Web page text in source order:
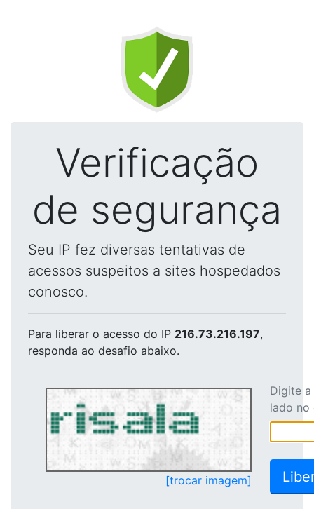
Verificação
de segurança
Seu IP fez diversas tentativas de
acessos suspeitos a sites hospedados
conosco.
Para liberar o acesso do IP 216.73.216.197,
responda ao desafio abaixo.
[trocar imagem]
Digite
lado no